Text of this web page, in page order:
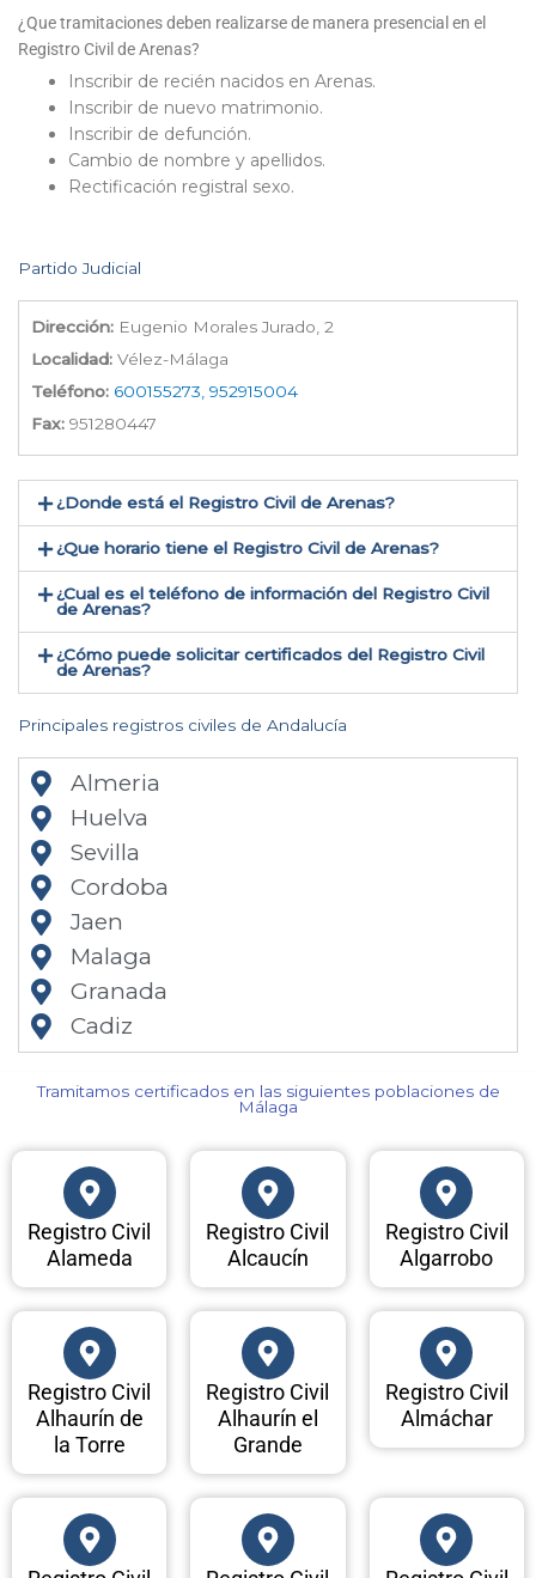
¿Que tramitaciones deben realizarse de manera presencial en el
Registro Civil de Arenas?
Inscribir de recién nacidos en Arenas.
Inscribir de nuevo matrimonio.
Inscribir de defunción.
Cambio de nombre y apellidos.
Rectificación registral sexo.
Partido Judicial
Dirección: Eugenio Morales Jurado, 2
Localidad: Vélez-Málaga
Teléfono: 600155273, 952915004
Fax: 951280447
¿Donde está el Registro Civil de Arenas​?
¿Que horario tiene el Registro Civil de Arenas?
¿Cual es el teléfono de información del Registro Civil
de Arenas​?
¿Cómo puede solicitar certificados del Registro Civil
de Arenas​?
Principales registros civiles de Andalucía
Almeria
Huelva
Sevilla
Cordoba
Jaen
Malaga
Granada
Cadiz
Tramitamos certificados en las siguientes poblaciones de
Málaga​
Registro Civil
Alameda
Registro Civil
Alcaucín
Registro Civil
Algarrobo
Registro Civil
Alhaurín de
la Torre
Registro Civil
Alhaurín el
Grande
Registro Civil
Almáchar